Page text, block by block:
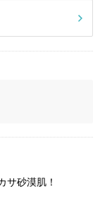
サ砂漠肌！